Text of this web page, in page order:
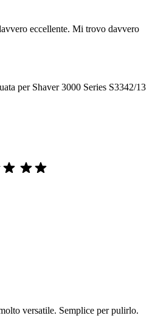
eccellente. Mi trovo davvero
per Shaver 3000 Series S3342/13
versatile. Semplice per pulirlo.